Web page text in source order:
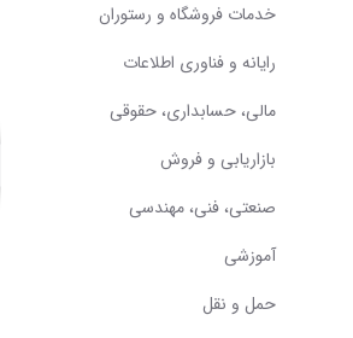
خدمات فروشگاه و رستوران
رایانه و فناوری اطلاعات
مالی، حسابداری، حقوقی
بازاریابی و فروش
صنعتی، فنی، مهندسی
آموزشی
حمل و نقل